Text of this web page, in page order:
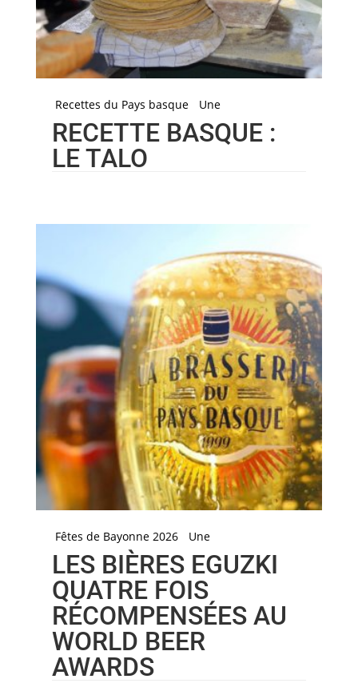
Recettes du Pays basque Une
RECETTE BASQUE :
LE TALO
Fêtes de Bayonne 2026 Une
LES BIÈRES EGUZKI
QUATRE FOIS
RÉCOMPENSÉES AU
WORLD BEER
AWARDS